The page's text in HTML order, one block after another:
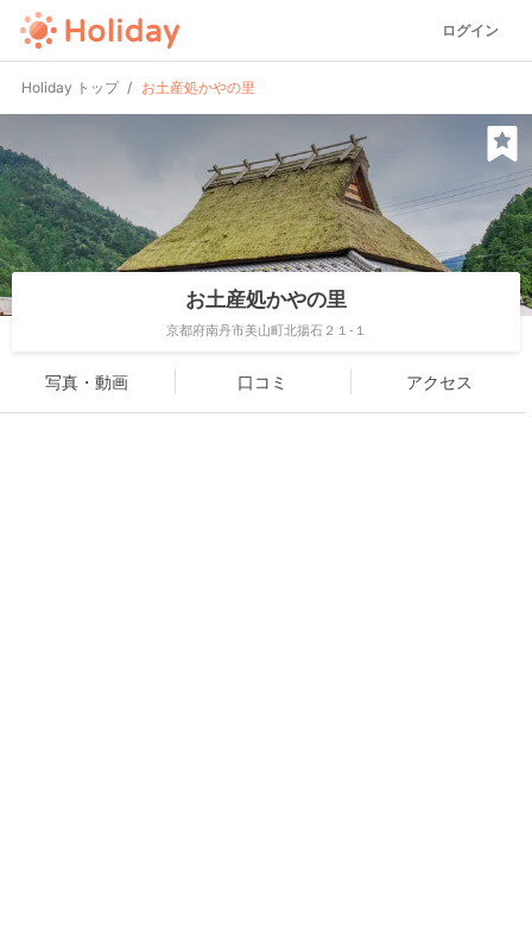
ログイン
Holiday トップ お土産処かやの里
お土産処かやの里
京都府南丹市美山町北揚石２１-１
写真・動画 口コミ アクセス